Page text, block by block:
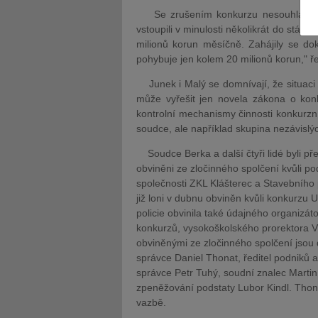
Se zrušením konkurzu nesouhlasí
vstoupili v minulosti několikrát do
milionů korun měsíčně. Zahájily se
pohybuje jen kolem 20 milionů korun,"
Junek i Malý se domnívají, že situaci
může vyřešit jen novela zákona o
kontrolní mechanismy činnosti
soudce, ale například skupina
Soudce Berka a další čtyři lidé byli
obviněni ze zločinného spolčení kvůli
společnosti ZKL Klášterec a
již loni v dubnu obviněn kvůli konkurzu
policie obvinila také údajného
konkurzů, vysokoškolského prorektora
obviněnými ze zločinného spolčení
správce Daniel Thonat, ředitel podniků
správce Petr Tuhý, soudní znalec
zpeněžování podstaty Lubor Kindl.
vazbě.
JUDr. Tomáš Nielsen
JUDr.
Kurzy